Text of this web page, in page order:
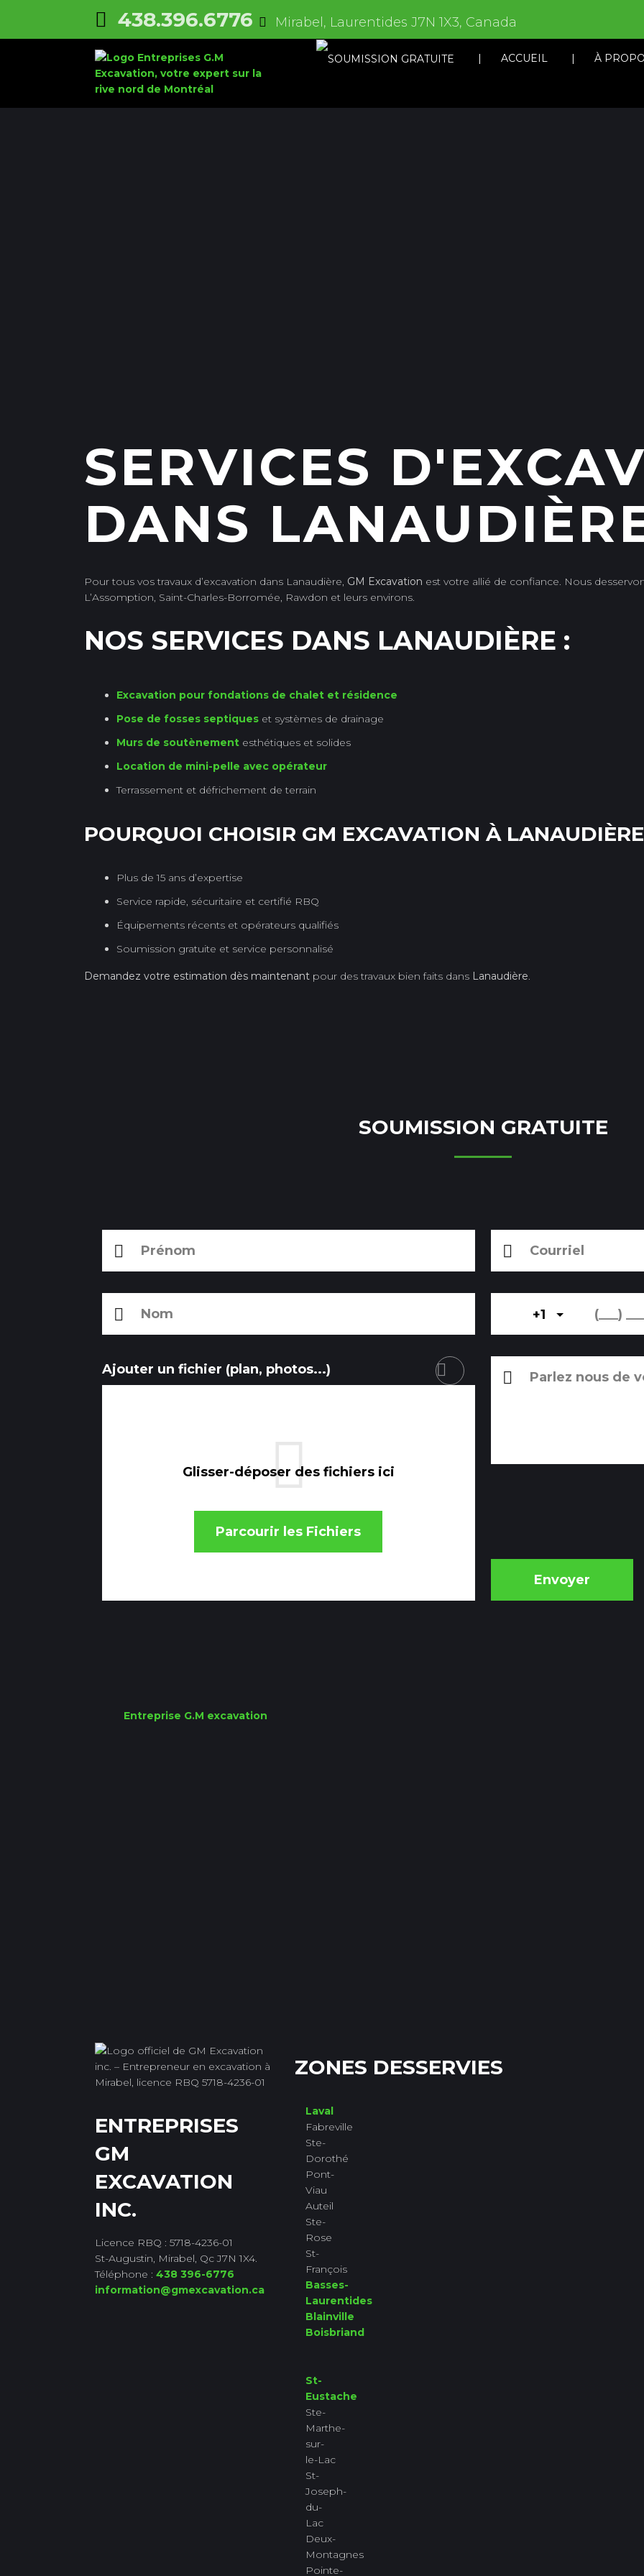
438.396.6776 Mirabel, Laurentides J7N 1X3, Canada
ACCUEIL À
SERVICES
DANS
Pour tous vos travaux d’excavation dans Lanaudière, GM Excavation est votre allié de confiance. Nous
L’Assomption, Saint-Charles-Borromée, Rawdon et leurs environs.
NOS SERVICES DANS LANAUDIÈRE :
Excavation pour fondations de chalet et résidence
Pose de fosses septiques et systèmes de drainage
Murs de soutènement esthétiques et solides
Location de mini-pelle avec opérateur
Terrassement et défrichement de terrain
POURQUOI CHOISIR GM EXCAVATION À
Plus de 15 ans d’expertise
Service rapide, sécuritaire et certifié RBQ
Équipements récents et opérateurs qualifiés
Soumission gratuite et service personnalisé
Demandez votre estimation dès maintenant pour des travaux bien faits dans Lanaudière.
SOUMISSION GRATUITE
Ajouter un fichier (plan, photos...)
Glisser-déposer des fichiers ici
Parcourir les Fichiers
+1
Envoyer
Entreprise G.M excavation
ENTREPRISES
GM
EXCAVATION
INC.
Licence RBQ : 5718-4236-01
St-Augustin, Mirabel, Qc J7N 1X4.
Téléphone : 438 396-6776
information@gmexcavation.ca
ZONES DESSERVIES
Laval
Fabreville
Ste-
Dorothé
Pont-
Viau
Auteil
Ste-
Rose
St-
François
Basses-
Laurentides
Blainville
Boisbriand
St-
Eustache
Ste-
Marthe-
sur-
le-Lac
St-
Joseph-
du-
Lac
Deux-
Montagnes
Pointe-